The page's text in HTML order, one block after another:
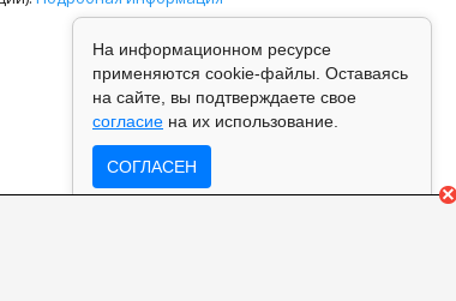
На информационном ресурсе
применяются cookie-файлы. Оставаясь
на сайте, вы подтверждаете свое
согласие на их использование.
СОГЛАСЕН